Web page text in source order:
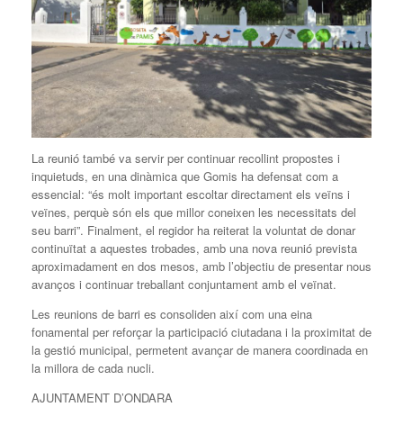
La reunió també va servir per continuar recollint propostes i
inquietuds, en una dinàmica que Gomis ha defensat com a
essencial: “és molt important escoltar directament els veïns i
veïnes, perquè són els que millor coneixen les necessitats del
seu barri”. Finalment, el regidor ha reiterat la voluntat de donar
continuïtat a aquestes trobades, amb una nova reunió prevista
aproximadament en dos mesos, amb l’objectiu de presentar nous
avanços i continuar treballant conjuntament amb el veïnat.
Les reunions de barri es consoliden així com una eina
fonamental per reforçar la participació ciutadana i la proximitat de
la gestió municipal, permetent avançar de manera coordinada en
la millora de cada nucli.
AJUNTAMENT D’ONDARA